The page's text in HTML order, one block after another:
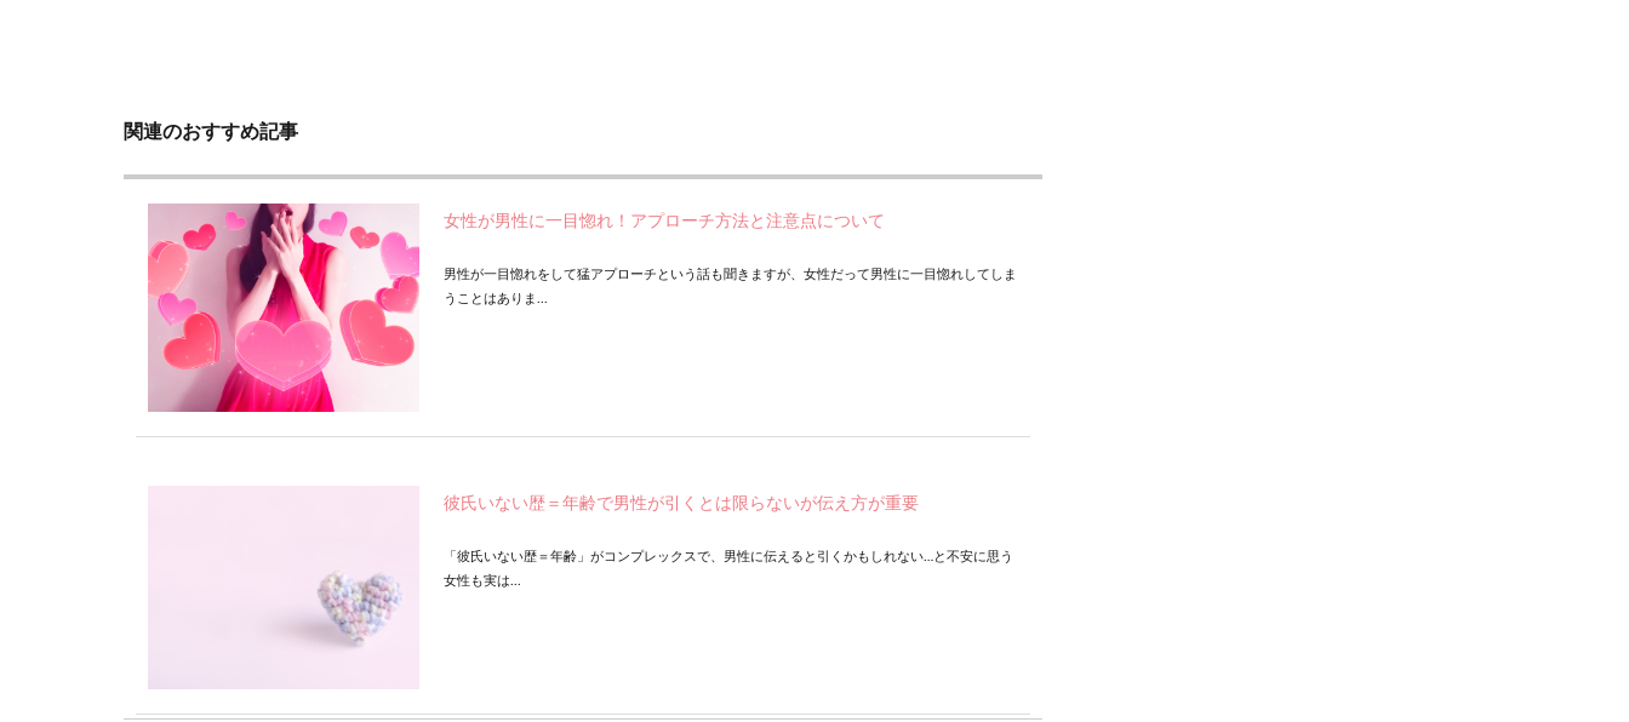
関連のおすすめ記事
女性が男性に一目惚れ！アプローチ方法と注意点について
男性が一目惚れをして猛アプローチという話も聞きますが、女性だって男性に一目惚れしてしま
うことはありま...
彼氏いない歴＝年齢で男性が引くとは限らないが伝え方が重要
「彼氏いない歴＝年齢」がコンプレックスで、男性に伝えると引くかもしれない…と不安に思う
女性も実は...